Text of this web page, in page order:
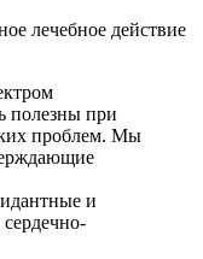
лечебное действие
полезны при
проблем. Мы
и